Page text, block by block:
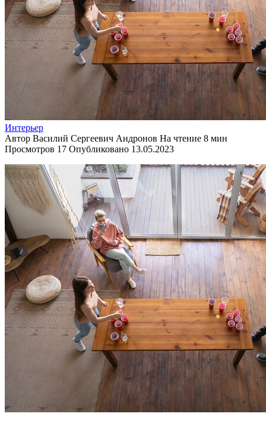
Интерьер
Автор Василий Сергеевич Андронов На чтение 8 мин
Просмотров 17 Опубликовано 13.05.2023